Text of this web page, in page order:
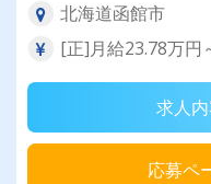
北海道函館市
[正]月給23.78万円
求人
応募ペ